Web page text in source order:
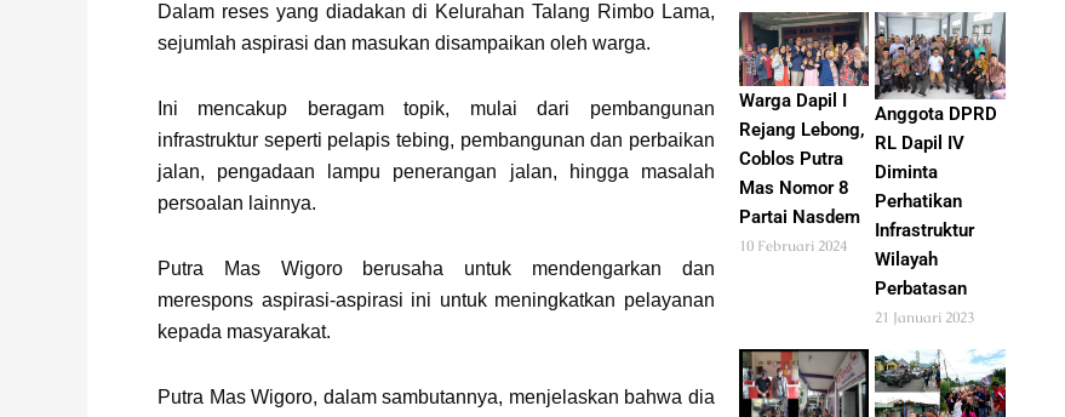
Dalam reses yang diadakan di Kelurahan Talang Rimbo Lama,
sejumlah aspirasi dan masukan disampaikan oleh warga.
Ini mencakup beragam topik, mulai dari pembangunan
infrastruktur seperti pelapis tebing, pembangunan dan perbaikan
jalan, pengadaan lampu penerangan jalan, hingga masalah
persoalan lainnya.
Putra Mas Wigoro berusaha untuk mendengarkan dan
merespons aspirasi-aspirasi ini untuk meningkatkan pelayanan
kepada masyarakat.
Putra Mas Wigoro, dalam sambutannya, menjelaskan bahwa dia
Warga Dapil I
Rejang Lebong,
Coblos Putra
Mas Nomor 8
Partai Nasdem
10 Februari 2024
Anggota DPRD
RL Dapil IV
Diminta
Perhatikan
Infrastruktur
Wilayah
Perbatasan
21 Januari 2023